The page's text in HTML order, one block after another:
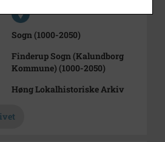
Sogn (1000-2050)
Finderup Sogn (Kalundborg
Kommune) (1000-2050)
Høng Lokalhistoriske Arkiv